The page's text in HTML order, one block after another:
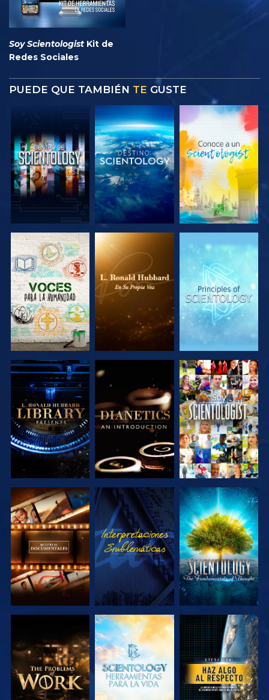
Soy Scientologist Kit de
Redes Sociales
PUEDE QUE TAMBIÉN TE GUSTE
EXPLORA LAS
SERIES
EXPLORA LAS
SERIES
EXPLORA LAS
SERIES
EXPLORA LAS
SERIES
EXPLORA LAS
SERIES
VE
EXPLORA LAS
SERIES
VE
EXPLORA LAS
SERIES
EXPLORA LAS
SERIES
EXPLORA LAS
SERIES
VE